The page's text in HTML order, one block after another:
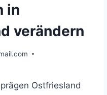
in
verändern
Ostfriesland